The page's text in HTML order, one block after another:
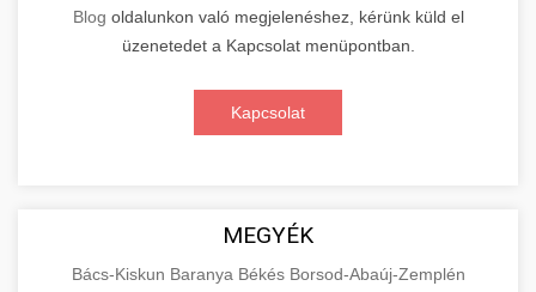
Blog oldalunkon való megjelenéshez, kérünk küld el
üzenetedet a Kapcsolat menüpontban.
Kapcsolat
MEGYÉK
Bács-Kiskun Baranya Békés Borsod-Abaúj-Zemplén